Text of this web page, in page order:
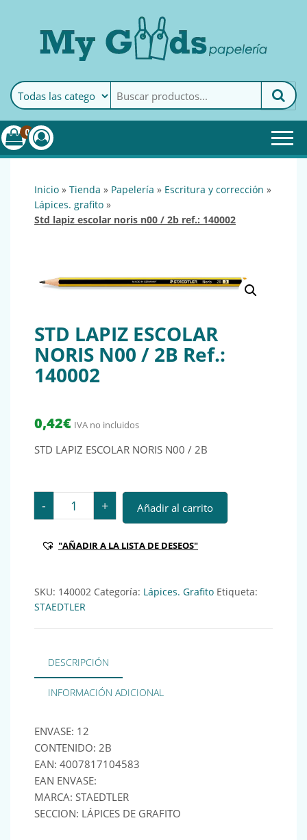
MyGoods · PapeleríaMy Goods es tu papelería
online de confianza. Podrás
encontrar todo lo necesario
0
inicio » tienda » papelería » escritura y corrección »
lápices. grafito »
std lapiz escolar noris n00 / 2b ref.: 140002
STD LAPIZ ESCOLAR
NORIS N00 / 2B Ref.:
140002
0,42€ IVA no incluidos
STD LAPIZ ESCOLAR NORIS N00 / 2B
- STD LAPIZ ESCOLAR NORIS N00 / 2B Ref.: 140002
+ Añadir al carrito
"AÑADIR A LA LISTA DE DESEOS"
SKU: 140002 Categoría: Lápices. Grafito Etiqueta:
STAEDTLER
DESCRIPCIÓN
INFORMACIÓN ADICIONAL
ENVASE: 12
CONTENIDO: 2B
EAN: 4007817104583
EAN ENVASE:
MARCA: STAEDTLER
SECCION: LÁPICES DE GRAFITO